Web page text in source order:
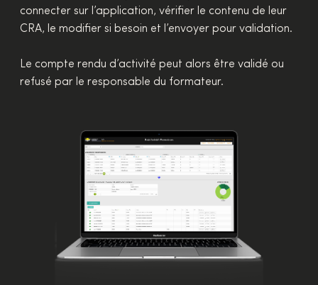
connecter sur l’application, vérifier le contenu de leur
CRA, le modifier si besoin et l’envoyer pour validation.
Le compte rendu d’activité peut alors être validé ou
refusé par le responsable du formateur.